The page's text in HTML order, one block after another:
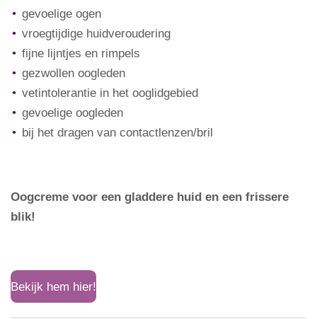
gevoelige ogen
vroegtijdige huidveroudering
fijne lijntjes en rimpels
gezwollen oogleden
vetintolerantie in het ooglidgebied
gevoelige oogleden
bij het dragen van contactlenzen/bril
Oogcreme voor een gladdere huid en een frissere
blik!
Bekijk hem hier!